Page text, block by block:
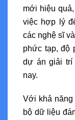
mới hiệu
việc hợp lý
các nghệ sĩ
phức tạp, độ
dự án giải trí
nay.
Với khả năng
bộ dữ liệu